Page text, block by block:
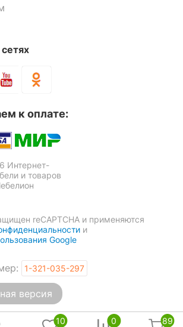
Еврокнижка
кг 112
Скрыть
к оплате:
Интернет-
и товаров
reCAPTCHA и применяются
и
Google
1-321-035-297
версия
10 0 89